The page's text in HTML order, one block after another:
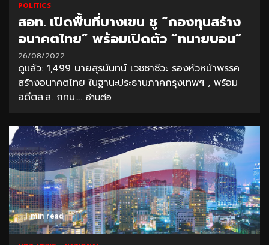
POLITICS
สอท. เปิดพื้นที่บางเขน ชู “กองทุนสร้าง
อนาคตไทย” พร้อมเปิดตัว “ทนายบอน”
26/08/2022
ดูแล้ว: 1,499 นายสุรนันทน์ เวชชาชีวะ รองหัวหน้าพรรค
สร้างอนาคตไทย ในฐานะประธานภาคกรุงเทพฯ , พร้อม
อดีตส.ส. กทม.... อ่านต่อ
1 min read